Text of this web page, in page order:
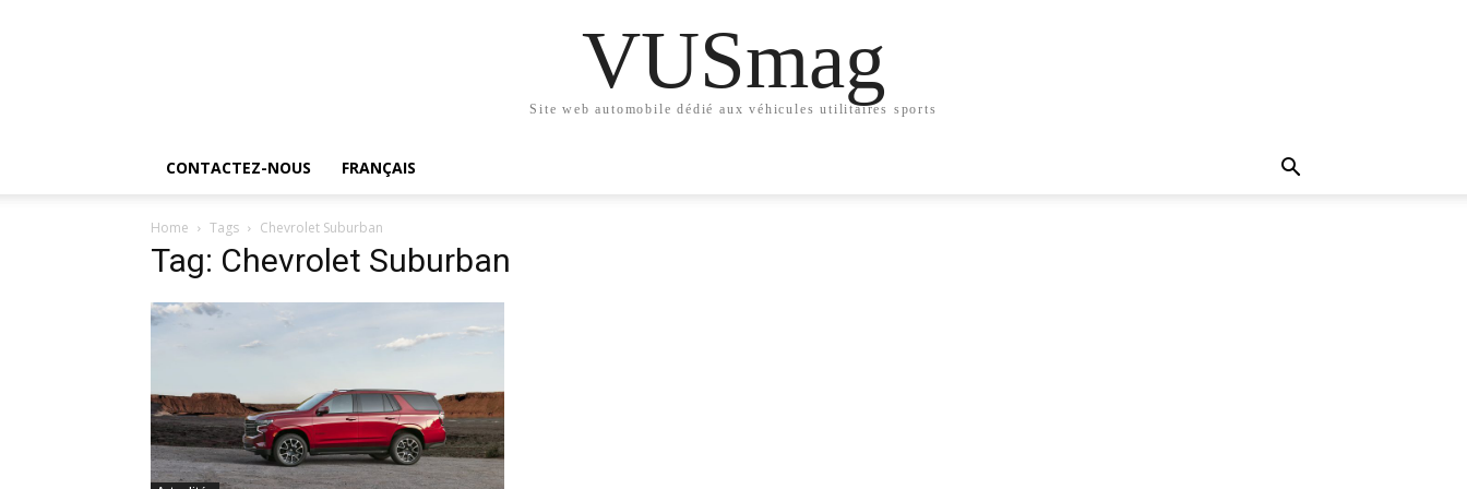
VUSmag
Site web automobile dédié aux véhicules utilitaires sports
CONTACTEZ-NOUS FRANÇAIS
Home Tags Chevrolet Suburban
Tag: Chevrolet Suburban